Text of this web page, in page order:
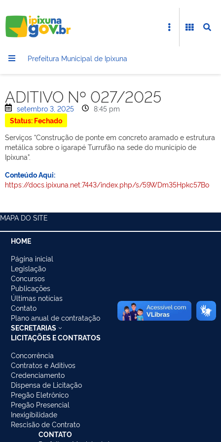
Prefeitura Municipal de Ipixuna
ADITIVO Nº 027/2025
setembro 3, 2025
8:45 pm
Status: Fechado
Serviços “Construção de ponte em concreto aramado e estrutura
metálica sobre o igarapé Turrufão na sede do município de
Ipixuna”.
Conteúdo Aqui:
https://docs.ipixuna.net:7443/index.php/s/59WDm35Hpkc57Bo
MAPA DO SITE
HOME
Página inicial
Legislação
Concursos
Publicações
Últimas notícias
Contato
Plano anual de contratação
SECRETARIAS
LICITAÇÕES E CONTRATOS
Concorrência
Contratos e Aditivos
Credenciamento
Dispensa de Licitação
Pregão Eletrônico
Pregão Presencial
Inexigibilidade
Rescisão de Contrato
CONTATO